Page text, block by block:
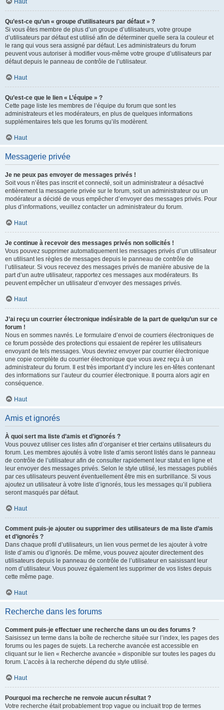
Haut
Qu’est-ce qu’un « groupe d’utilisateurs par défaut » ?
Si vous êtes membre de plus d’un groupe d’utilisateurs, votre groupe
d’utilisateurs par défaut est utilisé afin de déterminer quelle sera la couleur et
le rang qui vous sera assigné par défaut. Les administrateurs du forum
peuvent vous autoriser à modifier vous-même votre groupe d’utilisateurs par
défaut depuis le panneau de contrôle de l’utilisateur.
Haut
Qu’est-ce que le lien « L’équipe » ?
Cette page liste les membres de l’équipe du forum que sont les
administrateurs et les modérateurs, en plus de quelques informations
supplémentaires tels que les forums qu’ils modèrent.
Haut
Messagerie privée
Je ne peux pas envoyer de messages privés !
Soit vous n’êtes pas inscrit et connecté, soit un administrateur a désactivé
entièrement la messagerie privée sur le forum, soit un administrateur ou un
modérateur a décidé de vous empêcher d’envoyer des messages privés. Pour
plus d’informations, veuillez contacter un administrateur du forum.
Haut
Je continue à recevoir des messages privés non sollicités !
Vous pouvez supprimer automatiquement les messages privés d’un utilisateur
en utilisant les règles de messages depuis le panneau de contrôle de
l’utilisateur. Si vous recevez des messages privés de manière abusive de la
part d’un autre utilisateur, rapportez ces messages aux modérateurs. Ils
peuvent empêcher un utilisateur d’envoyer des messages privés.
Haut
J’ai reçu un courrier électronique indésirable de la part de quelqu’un sur ce
forum !
Nous en sommes navrés. Le formulaire d’envoi de courriers électroniques de
ce forum possède des protections qui essaient de repérer les utilisateurs
envoyant de tels messages. Vous devriez envoyer par courrier électronique
une copie complète du courrier électronique que vous avez reçu à un
administrateur du forum. Il est très important d’y inclure les en-têtes contenant
des informations sur l’auteur du courrier électronique. Il pourra alors agir en
conséquence.
Haut
Amis et ignorés
À quoi sert ma liste d’amis et d’ignorés ?
Vous pouvez utiliser ces listes afin d’organiser et trier certains utilisateurs du
forum. Les membres ajoutés à votre liste d’amis seront listés dans le panneau
de contrôle de l’utilisateur afin de consulter rapidement leur statut en ligne et
leur envoyer des messages privés. Selon le style utilisé, les messages publiés
par ces utilisateurs peuvent éventuellement être mis en surbrillance. Si vous
ajoutez un utilisateur à votre liste d’ignorés, tous les messages qu’il publiera
seront masqués par défaut.
Haut
Comment puis-je ajouter ou supprimer des utilisateurs de ma liste d’amis
et d’ignorés ?
Dans chaque profil d’utilisateurs, un lien vous permet de les ajouter à votre
liste d’amis ou d’ignorés. De même, vous pouvez ajouter directement des
utilisateurs depuis le panneau de contrôle de l’utilisateur en saisissant leur
nom d’utilisateur. Vous pouvez également les supprimer de vos listes depuis
cette même page.
Haut
Recherche dans les forums
Comment puis-je effectuer une recherche dans un ou des forums ?
Saisissez un terme dans la boîte de recherche située sur l’index, les pages des
forums ou les pages de sujets. La recherche avancée est accessible en
cliquant sur le lien « Recherche avancée » disponible sur toutes les pages du
forum. L’accès à la recherche dépend du style utilisé.
Haut
Pourquoi ma recherche ne renvoie aucun résultat ?
Votre recherche était probablement trop vague ou incluait trop de termes